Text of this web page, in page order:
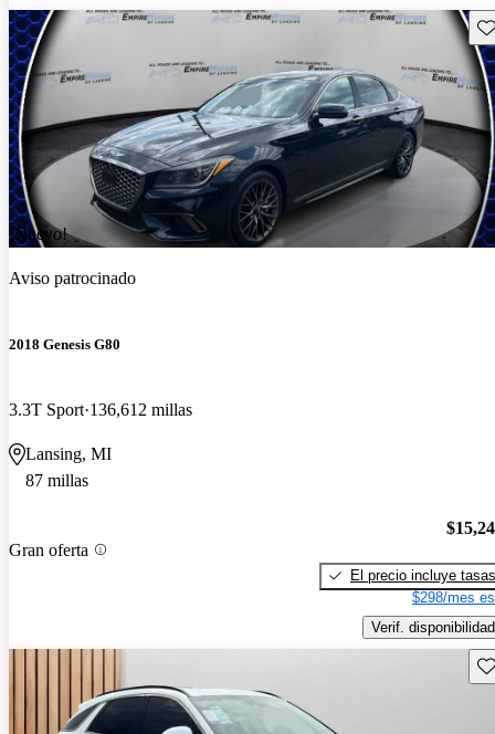
¡Nuevo!
Aviso patrocinado
2018 Genesis G80
3.3T Sport 136,612 millas
Lansing, MI
87 millas
Gran oferta
El precio incluye tasas
$298/mes
Verif. disponibilidad